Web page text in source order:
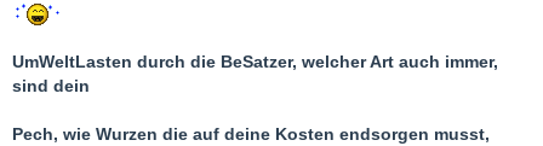
UmWeltLasten durch die BeSatzer, welcher Art auch immer,
sind dein
Pech, wie Wurzen die auf deine Kosten endsorgen musst,